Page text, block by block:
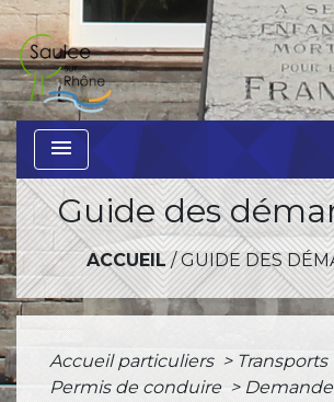
menu
Guide des
ACCUEIL/GUIDE DES
Accueil particuliers >
Permis de conduire >